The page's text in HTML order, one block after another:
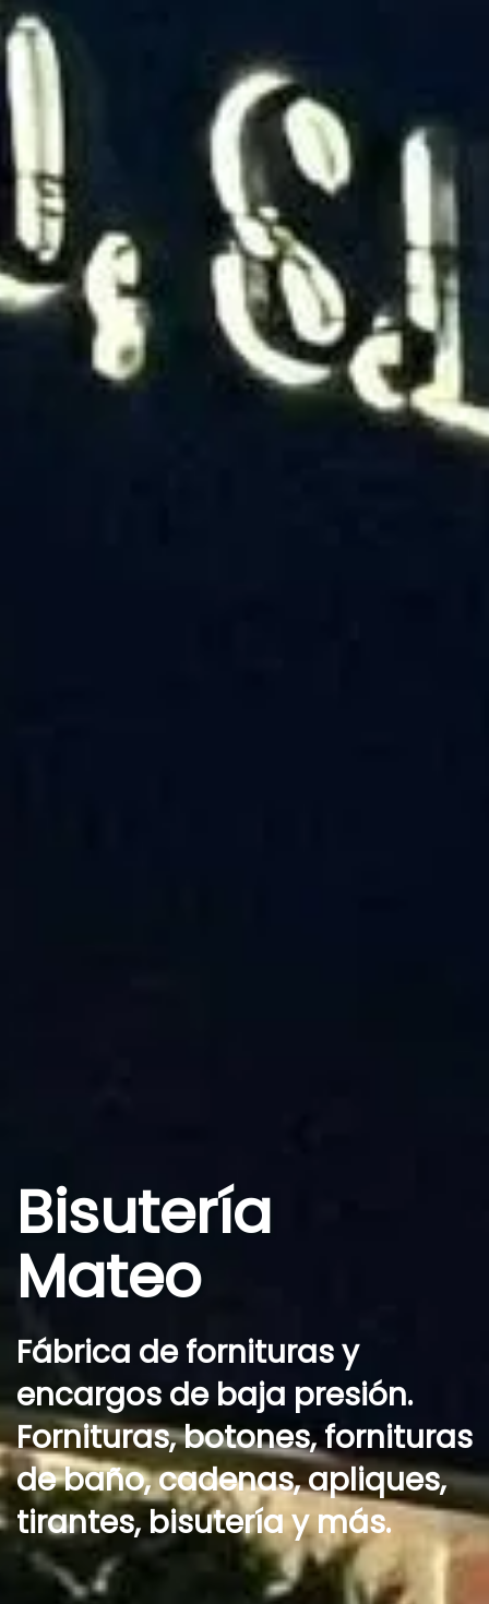
Bisutería
Mateo
Fábrica de fornituras y
encargos de baja presión.
Fornituras, botones, fornituras
de baño, cadenas, apliques,
tirantes, bisutería y más.